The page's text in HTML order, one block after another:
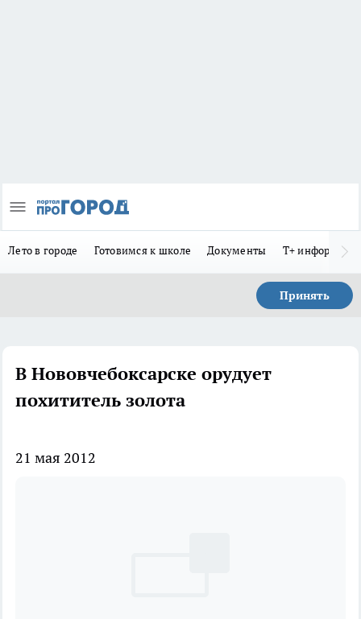
Лето в городе Готовимся к школе Документы Т+
Принять
В Нововчебоксарске орудует
похититель золота
21 мая 2012